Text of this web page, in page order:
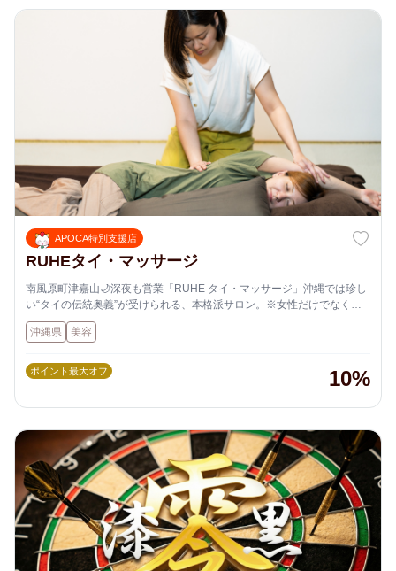
APOCA特別支援店
RUHEタイ・マッサージ
南風原町津嘉山🌙深夜も営業「RUHE タイ・マッサージ」沖縄では珍し
い“タイの伝統奥義”が受けられる、本格派サロン。※女性だけでなく男
性もOK！
沖縄県
美容
ポイント最大オフ 10%